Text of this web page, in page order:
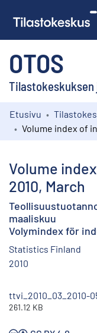
OTOS
Kokoelmat
Etusivu
Volume
2010, March
maaliskuu
Volymindex för
Statistics Finland
2010
ttvi_2010_03_2010-
261.12 KB